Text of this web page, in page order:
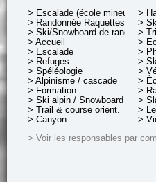
> Escalade (école mineurs)
> Randonnée Raquettes
> Ski/Snowboard de rando.
> Accueil
> Escalade
> Refuges
> Spéléologie
> Alpinisme / cascade
> Formation
> Ski alpin / Snowboard
> Trail & course orient.
> Canyon
>
>
>
>
>
>
>
>
>
>
>
>
> Voir les responsables par